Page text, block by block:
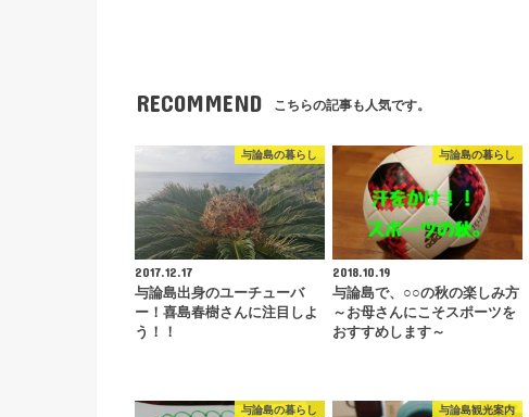
RECOMMEND こちらの記事も人気です。
与論島の暮らし
2017.12.17
与論島出身のユーチューバ
ー！喜島春樹さんに注目しよ
う！！
与論島の暮らし
2018.10.19
与論島で、○○の秋の楽しみ方
～お母さんにこそスポーツを
おすすめします～
与論島の暮らし 与論島観光案内